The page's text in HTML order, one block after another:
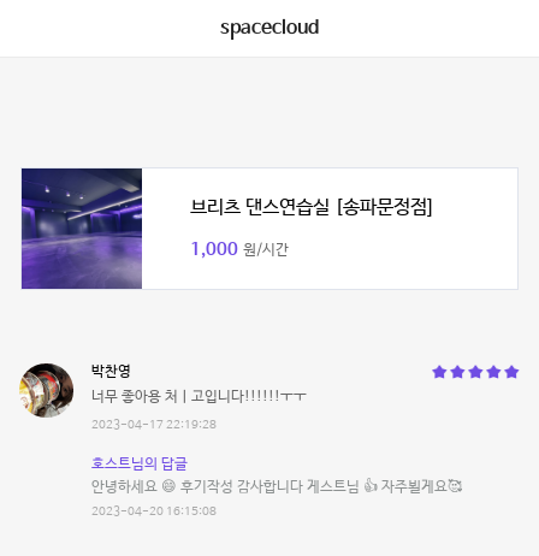
spacecloud
브리츠 댄스연습실 [송파문정점]
1,000 원/시간
박찬영
너무 좋아용 처ㅣ고입니다!!!!!!ㅜㅜ
2023-04-17 22:19:28
호스트님의 답글
안녕하세요 😄 후기작성 감사합니다 게스트님 👍 자주뵐게요🥰
2023-04-20 16:15:08